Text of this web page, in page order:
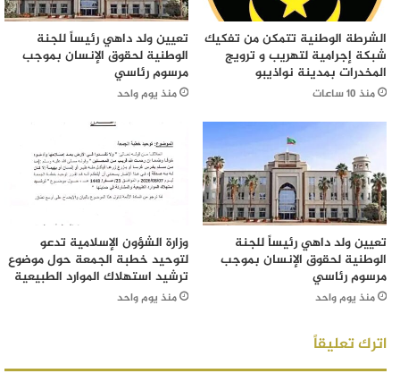
الشرطة الوطنية تتمكن من تفكيك
شبكة إجرامية لتهريب و ترويج
المخدرات بمدينة نواذيبو
منذ 10 ساعات
تعيين ولد داهي رئيساً للجنة
الوطنية لحقوق الإنسان بموجب
مرسوم رئاسي
منذ يوم واحد
تعيين ولد داهي رئيساً للجنة
الوطنية لحقوق الإنسان بموجب
مرسوم رئاسي
منذ يوم واحد
وزارة الشؤون الإسلامية تدعو
لتوحيد خطبة الجمعة حول موضوع
ترشيد استهلاك الموارد الطبيعية
منذ يوم واحد
اترك تعليقاً